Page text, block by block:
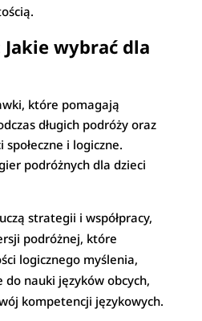
wybrać dla
które pomagają
długich podróży oraz
i logiczne.
podróżnych dla dzieci
strategii i współpracy,
podróżnej, które
logicznego myślenia,
do nauki języków obcych,
kompetencji językowych.